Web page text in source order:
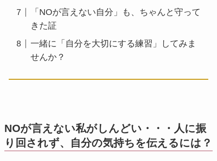
「NOが言えない自分」も、ちゃんと守って
きた証
一緒に「自分を大切にする練習」してみま
せんか？
NOが言えない私がしんどい・・・人に振
り回されず、自分の気持ちを伝えるには？